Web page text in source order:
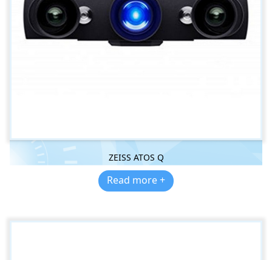
ZEISS ATOS Q
Read more +